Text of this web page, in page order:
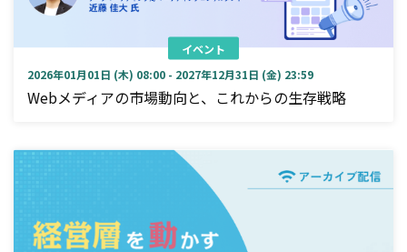
イベント
2026年01月01日 (木) 08:00 - 2027年12月31日 (金) 23:59
Webメディアの市場動向と、これからの生存戦略